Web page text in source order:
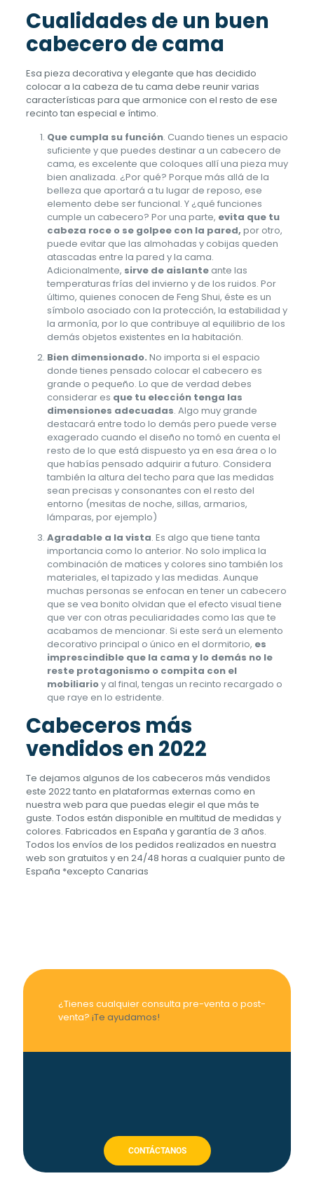
Cualidades de un buen
cabecero de cama
Esa pieza decorativa y elegante que has decidido
colocar a la cabeza de tu cama debe reunir varias
características para que armonice con el resto de ese
recinto tan especial e íntimo.
Que cumpla su función. Cuando tienes un espacio
suficiente y que puedes destinar a un cabecero de
cama, es excelente que coloques allí una pieza muy
bien analizada. ¿Por qué? Porque más allá de la
belleza que aportará a tu lugar de reposo, ese
elemento debe ser funcional. Y ¿qué funciones
cumple un cabecero? Por una parte, evita que tu
cabeza roce o se golpee con la pared, por otro,
puede evitar que las almohadas y cobijas queden
atascadas entre la pared y la cama.
Adicionalmente, sirve de aislanteante las
temperaturas frías del invierno y de los ruidos. Por
último, quienes conocen de Feng Shui, éste es un
símbolo asociado con la protección, la estabilidad y
la armonía, por lo que contribuye al equilibrio de los
demás objetos existentes en la habitación.
Bien dimensionado. No importa si el espacio
donde tienes pensado colocar el cabecero es
grande o pequeño. Lo que de verdad debes
considerar es que tu elección tenga las
dimensiones adecuadas. Algo muy grande
destacará entre todo lo demás pero puede verse
exagerado cuando el diseño no tomó en cuenta el
resto de lo que está dispuesto ya en esa área o lo
que habías pensado adquirir a futuro. Considera
también la altura del techo para que las medidas
sean precisas y consonantes con el resto del
entorno (mesitas de noche, sillas, armarios,
lámparas, por ejemplo)
Agradable a la vista. Es algo que tiene tanta
importancia como lo anterior. No solo implica la
combinación de matices y colores sino también los
materiales, el tapizado y las medidas. Aunque
muchas personas se enfocan en tener un cabecero
que se vea bonito olvidan que el efecto visual tiene
que ver con otras peculiaridades como las que te
acabamos de mencionar. Si este será un elemento
decorativo principal o único en el dormitorio, es
imprescindible que la cama y lo demás no le
reste protagonismo o compita con el
mobiliarioy al final, tengas un recinto recargado o
que raye en lo estridente.
Cabeceros más
vendidos en 2022
Te dejamos algunos de los cabeceros más vendidos
este 2022 tanto en plataformas externas como en
nuestra web para que puedas elegir el que más te
guste. Todos están disponible en multitud de medidas y
colores. Fabricados en España y garantía de 3 años.
Todos los envíos de los pedidos realizados en nuestra
web son gratuitos y en 24/48 horas a cualquier punto de
España *excepto Canarias
¿Tienes cualquier consulta pre-venta o post-
venta? ¡Te ayudamos!
CONTÁCTANOS